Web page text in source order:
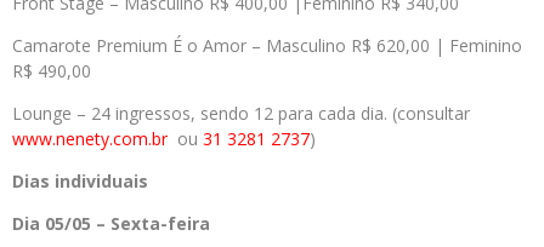
Camarote Premium É o Amor – Masculino R$ 620,00 | Feminino
R$ 490,00
Lounge – 24 ingressos, sendo 12 para cada dia. (consultar
www.nenety.com.brou 31 3281 2737)
Dias individuais
Dia 05/05 – Sexta-feira